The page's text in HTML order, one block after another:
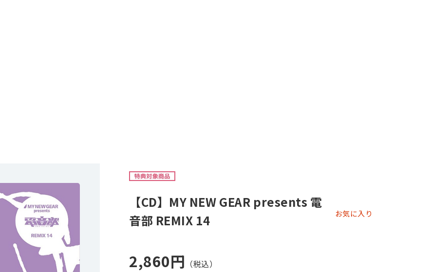
【CD】MY NEW GEAR presents 電
音部 REMIX 14
お気に入り
2,860円